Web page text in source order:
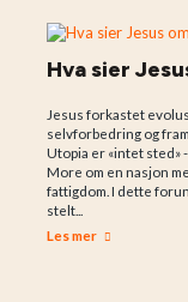
Hva sier
Jesus forkastet
selvforbedring og
Utopia er «intet sted»
More om en nasjon
fattigdom. I dette
stelt...
Les mer